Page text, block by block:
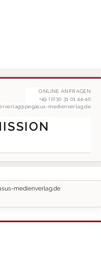
ONLINE ANFRAGEN
+49 (0)30 31 01 44-40
medienverlag.de
medienverlag.de